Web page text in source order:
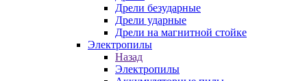
Дрели безударные
Дрели ударные
Дрели на магнитной стойке
Электропилы
Назад
Электропилы